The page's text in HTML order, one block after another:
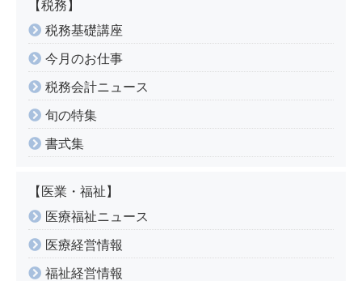
【税務】
税務基礎講座
今月のお仕事
税務会計ニュース
旬の特集
書式集
【医業・福祉】
医療福祉ニュース
医療経営情報
福祉経営情報